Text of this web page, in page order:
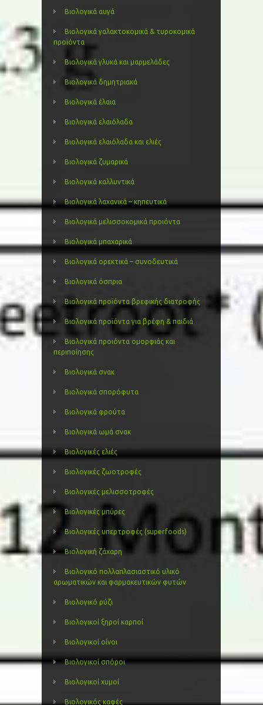
Βιολογικά αυγά
Βιολογικά γαλακτοκομικά & τυροκομικά
προϊόντα
Βιολογικά γλυκά και μαρμελάδες
Βιολογικά δημητριακά
Βιολογικά έλαια
Βιολογικά ελαιόλαδα
Βιολογικά ελαιόλαδα και ελιές
Βιολογικά ζυμαρικά
Βιολογικά καλλυντικά
Βιολογικά λαχανικά – κηπευτικά
Βιολογικά μελισσοκομικά προιόντα
Βιολογικά μπαχαρικά
Βιολογικά ορεκτικά – συνοδευτικά
Βιολογικά όσπρια
Βιολογικά προϊόντα βρεφικής διατροφής
Βιολογικά προϊόντα για βρέφη & παιδιά
Βιολογικά προιόντα ομορφιάς και
περιποίησης
Βιολογικά σνακ
Βιολογικά σπορόφυτα
Βιολογικά φρούτα
Βιολογικά ωμά σνακ
Βιολογικές ελιές
Βιολογικές ζωοτροφές
Βιολογικές μελισσοτροφές
Βιολογικές μπύρες
Βιολογικές υπερτροφές (superfoods)
Βιολογική ζάχαρη
Βιολογικό πολλαπλασιαστικό υλικό
αρωματικών και φαρμακευτικών φυτών
Βιολογικό ρύζι
Βιολογικοί ξηροί καρποί
Βιολογικοί οίνοι
Βιολογικοί σπόροι
Βιολογικοί χυμοί
Βιολογικός καφές